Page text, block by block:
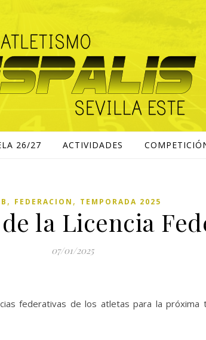
26/27 ACTIVIDADES
, FEDERACION , TEMPORADA 2025
la Licencia
07/01/2025
federativas de los atletas para la